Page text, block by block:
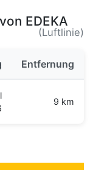
EDEKA
(Luftlinie)
Entfernung
9 km